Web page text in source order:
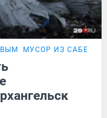
МУСОР ИЗ САБЕТТЫ